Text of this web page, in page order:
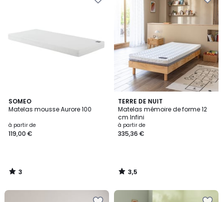
SOMEO
Matelas mousse Aurore 100
à partir de
119,00 €
3
/
3
/
TERRE DE NUIT
Matelas mémoire de forme 12
cm Infini
à partir de
335,36 €
3,5
/ 5
3,5
/